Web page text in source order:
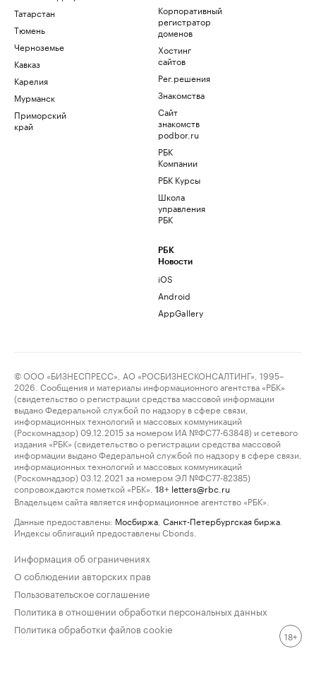
Татарстан
Тюмень
Черноземье
Кавказ
Карелия
Мурманск
Приморский
край
Корпоративный
регистратор
доменов
Хостинг
сайтов
Рег.решения
Знакомства
Сайт
знакомств
podbor.ru
РБК
Компании
РБК Курсы
Школа
управления
РБК
РБК
Новости
iOS
Android
AppGallery
© ООО «БИЗНЕСПРЕСС», АО «РОСБИЗНЕСКОНСАЛТИНГ», 1995–
2026. Сообщения и материалы информационного агентства «РБК»
(свидетельство о регистрации средства массовой информации
выдано Федеральной службой по надзору в сфере связи,
информационных технологий и массовых коммуникаций
(Роскомнадзор) 09.12.2015 за номером ИА №ФС77-63848) и сетевого
издания «РБК» (свидетельство о регистрации средства массовой
информации выдано Федеральной службой по надзору в сфере связи,
информационных технологий и массовых коммуникаций
(Роскомнадзор) 03.12.2021 за номером ЭЛ №ФС77-82385)
сопровождаются пометкой «РБК».
18+ letters@rbc.ru
Владельцем сайта является информационное агентство «РБК».
Данные предоставлены: Мосбиржа Санкт-Петербургская биржа
Индексы облигаций предоставлены Cbonds.
Информация об ограничениях
О соблюдении авторских прав
Пользовательское соглашение
Политика в отношении обработки персональных данных
Политика обработки файлов cookie
18+